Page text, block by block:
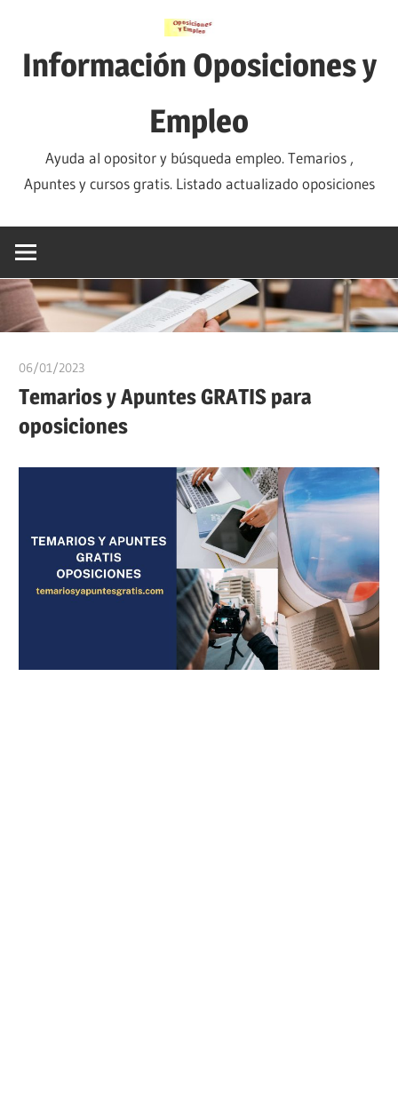
contenido
Información Oposiciones y
Empleo
Ayuda al opositor y búsqueda empleo. Temarios ,
Apuntes y cursos gratis. Listado actualizado oposiciones
06/01/2023
Temarios y Apuntes GRATIS para
oposiciones